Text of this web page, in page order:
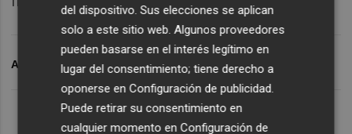
ARCHIVADO EN LEVANTE UD PEDRO LOPEZ
del dispositivo. Sus elecciones se aplican
solo a este sitio web. Algunos proveedores
pueden basarse en el interés legítimo en
lugar del consentimiento; tiene derecho a
oponerse enConfiguración de publicidad.
Puede retirar su consentimiento en
cualquier momento enConfiguración de